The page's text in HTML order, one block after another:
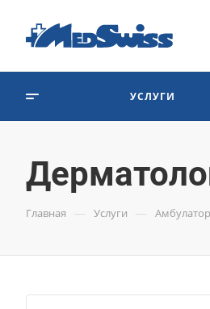
УСЛУГИ
Главная — Услуги —